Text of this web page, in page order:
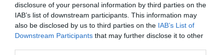
disclosure of your personal information by third parties on the
IAB’s list of downstream participants. This information may
also be disclosed by us to third parties on the IAB’s List of
Downstream Participants that may further disclose it to other